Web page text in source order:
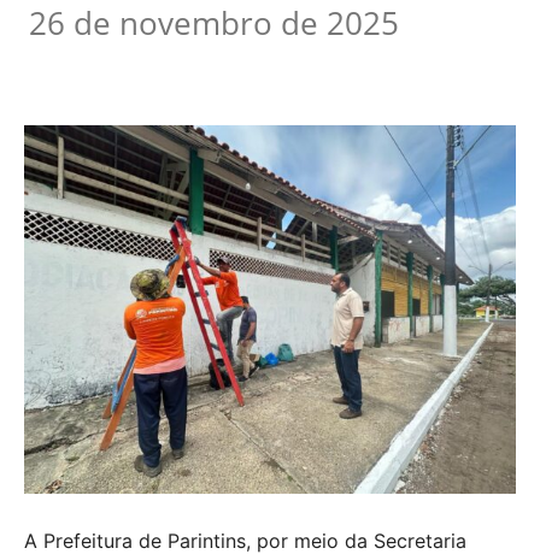
26 de novembro de 2025
A Prefeitura de Parintins, por meio da Secretaria